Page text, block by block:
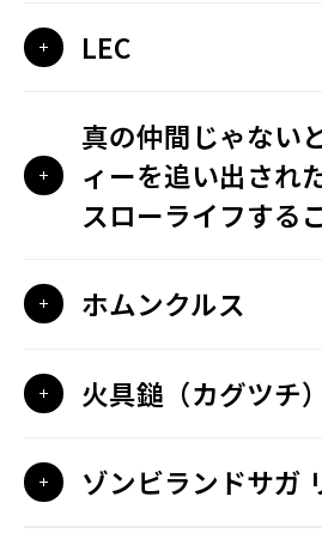
LEC
真の仲間じゃない
ィーを追い出され
スローライフする
ホムンクルス
火具鎚（カグツチ
ゾンビランドサガ